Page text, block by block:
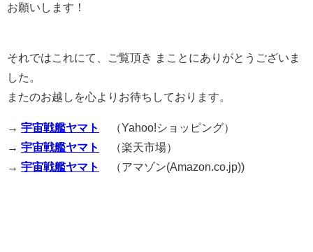
お願いします！
それではこれにて、ご覧頂き まことにありがとうございま
した。
またのお越しを心よりお待ちしております。
→ 宇宙戦艦ヤマト
（Yahoo!ショッピング）
→ 宇宙戦艦ヤマト
（楽天市場）
→ 宇宙戦艦ヤマト （アマゾン(Amazon.co.jp))